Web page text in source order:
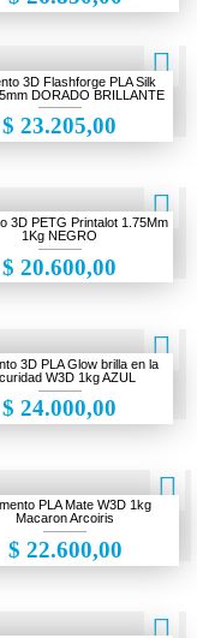
3D Flashforge PLA Silk
DORADO BRILLANTE
$ 23.205,00
3D PETG Printalot 1.75Mm
1Kg NEGRO
$ 20.600,00
3D PLA Glow brilla en la
W3D 1kg AZUL
$ 24.000,00
PLA Mate W3D 1kg
Macaron Arcoiris
$ 22.600,00